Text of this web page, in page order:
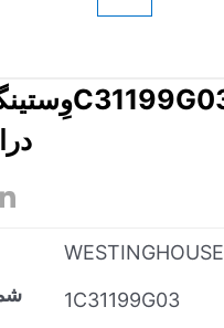
WESTINGHOUSE
1C31199G03